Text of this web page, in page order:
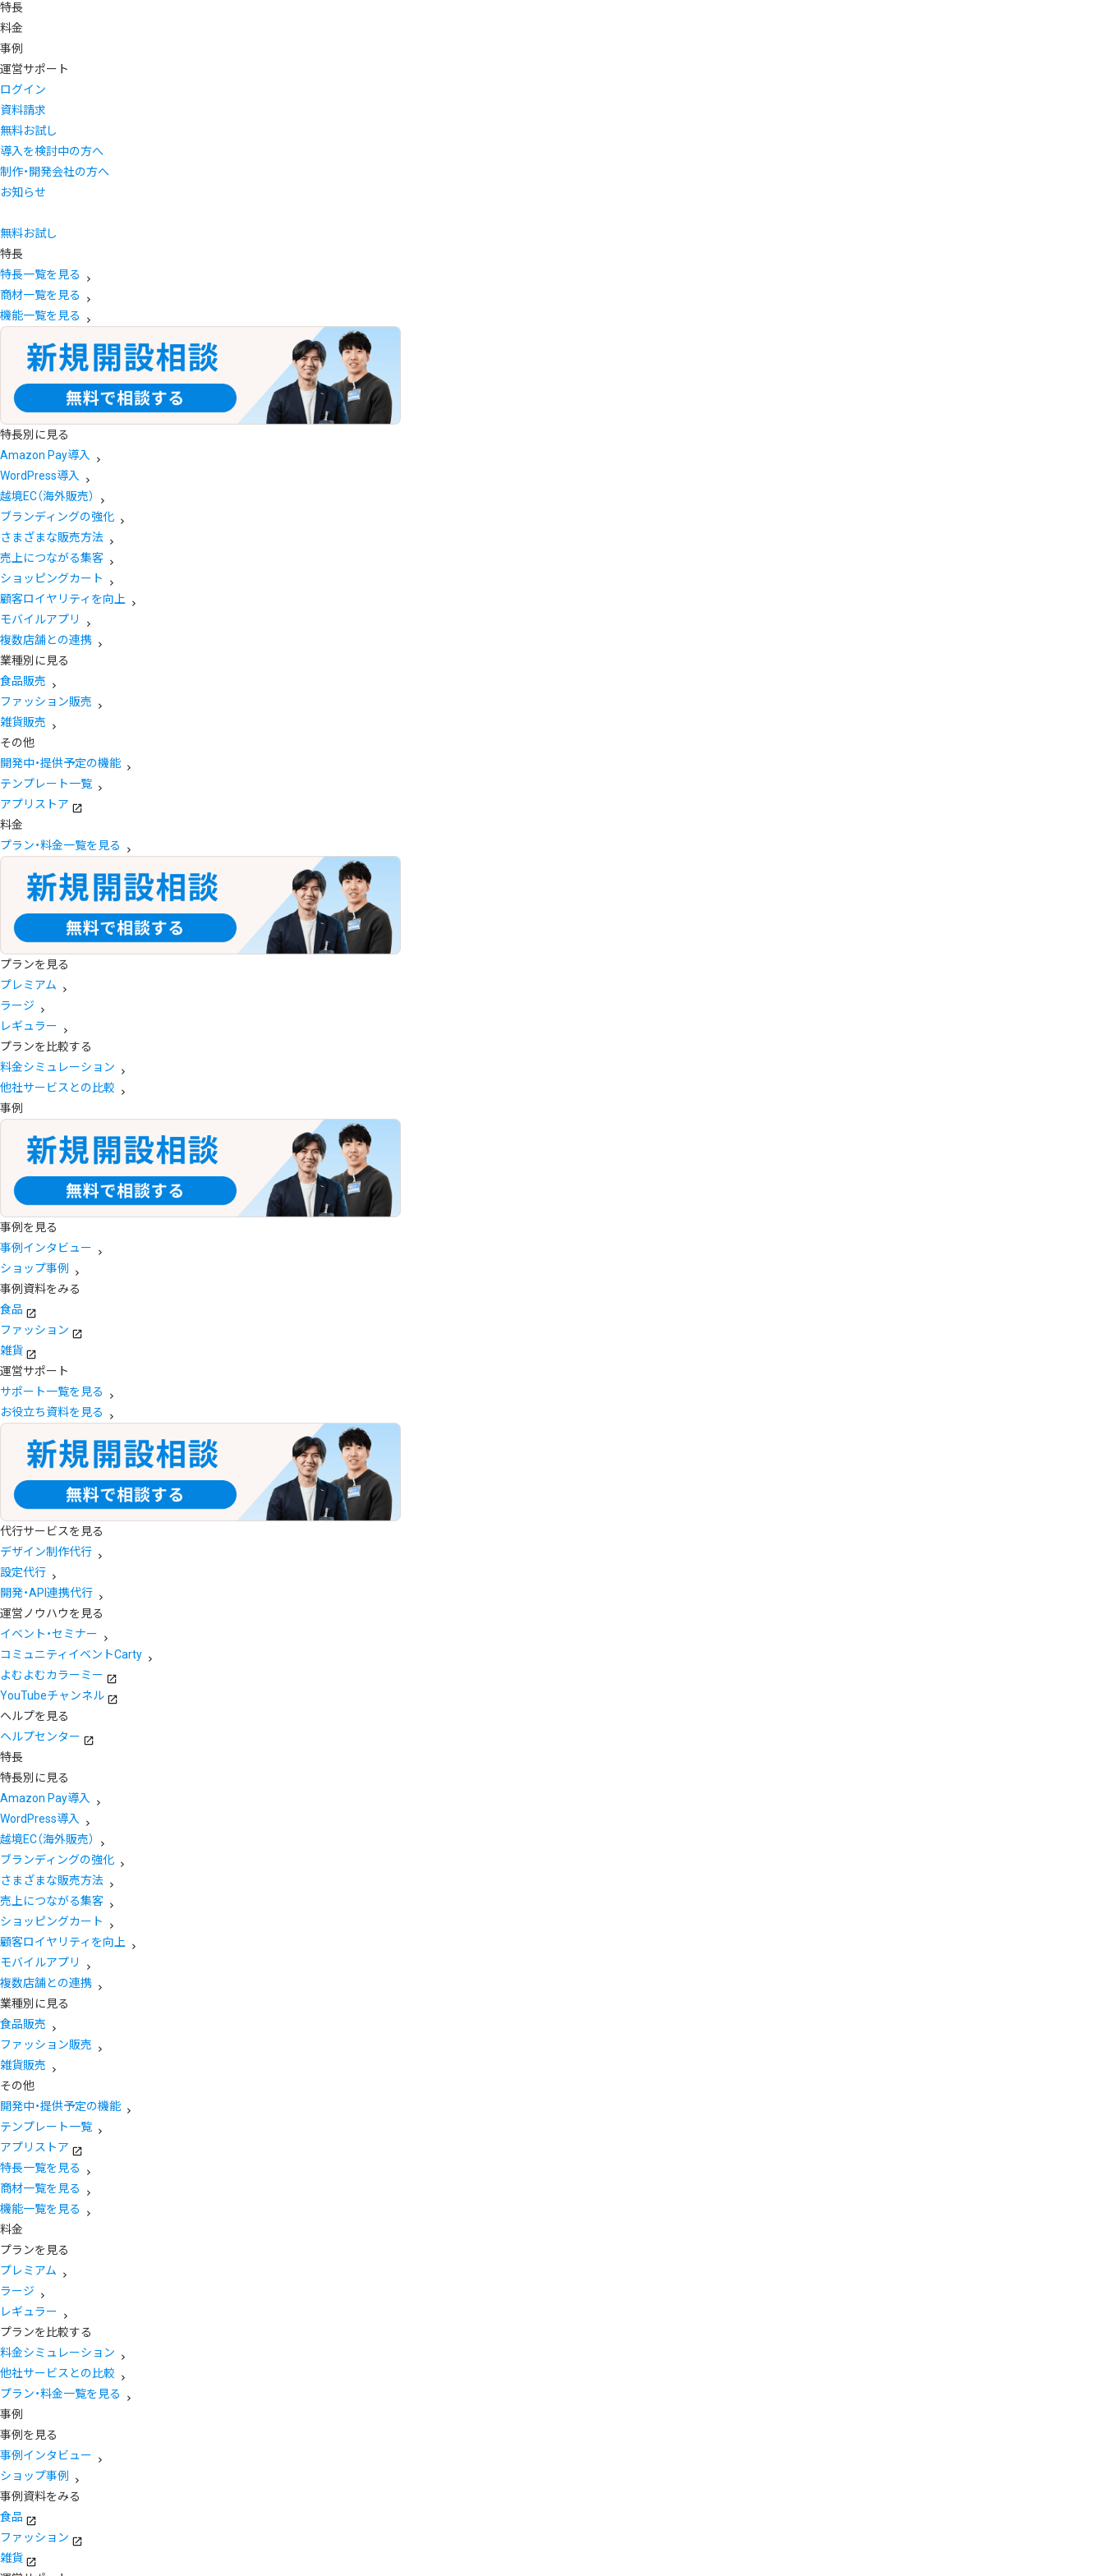
特長
料金
事例
運営サポート
ログイン
資料請求
無料お試し
導入を検討中の方へ
制作・開発会社の方へ
お知らせ
無料お試し
特長
特長一覧を見る
商材一覧を見る
機能一覧を見る
特長別に見る
Amazon Pay導入
WordPress導入
越境EC（海外販売）
ブランディングの強化
さまざまな販売方法
売上につながる集客
ショッピングカート
顧客ロイヤリティを向上
モバイルアプリ
複数店舗との連携
業種別に見る
食品販売
ファッション販売
雑貨販売
その他
開発中・提供予定の機能
テンプレート一覧
アプリストア
料金
プラン・料金一覧を見る
プランを見る
プレミアム
ラージ
レギュラー
プランを比較する
料金シミュレーション
他社サービスとの比較
事例
事例を見る
事例インタビュー
ショップ事例
事例資料をみる
食品
ファッション
雑貨
運営サポート
サポート一覧を見る
お役立ち資料を見る
代行サービスを見る
デザイン制作代行
設定代行
開発・API連携代行
運営ノウハウを見る
イベント・セミナー
コミュニティイベントCarty
よむよむカラーミー
YouTubeチャンネル
ヘルプを見る
ヘルプセンター
特長
特長別に見る
Amazon Pay導入
WordPress導入
越境EC（海外販売）
ブランディングの強化
さまざまな販売方法
売上につながる集客
ショッピングカート
顧客ロイヤリティを向上
モバイルアプリ
複数店舗との連携
業種別に見る
食品販売
ファッション販売
雑貨販売
その他
開発中・提供予定の機能
テンプレート一覧
アプリストア
特長一覧を見る
商材一覧を見る
機能一覧を見る
料金
プランを見る
プレミアム
ラージ
レギュラー
プランを比較する
料金シミュレーション
他社サービスとの比較
プラン・料金一覧を見る
事例
事例を見る
事例インタビュー
ショップ事例
事例資料をみる
食品
ファッション
雑貨